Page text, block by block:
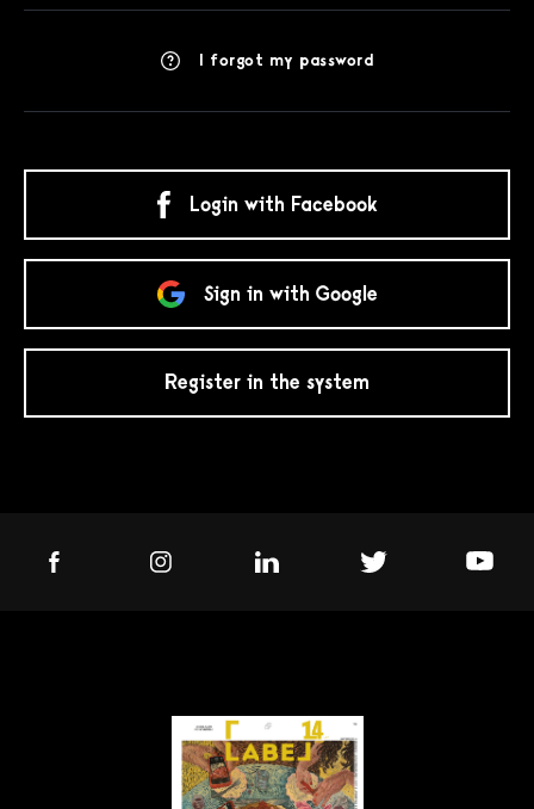
I forgot my password
Login with Facebook
Sign in with Google
Register in the system